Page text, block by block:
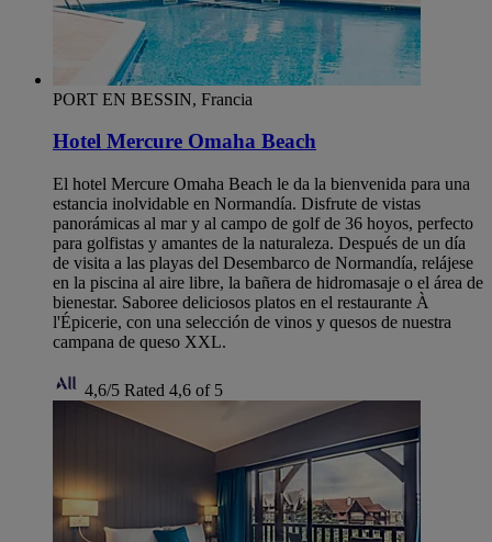
PORT EN BESSIN, Francia
Hotel Mercure Omaha Beach
El hotel Mercure Omaha Beach le da la bienvenida para una
estancia inolvidable en Normandía. Disfrute de vistas
panorámicas al mar y al campo de golf de 36 hoyos, perfecto
para golfistas y amantes de la naturaleza. Después de un día
de visita a las playas del Desembarco de Normandía, relájese
en la piscina al aire libre, la bañera de hidromasaje o el área de
bienestar. Saboree deliciosos platos en el restaurante À
l'Épicerie, con una selección de vinos y quesos de nuestra
campana de queso XXL.
4,6/5 Rated 4,6 of 5